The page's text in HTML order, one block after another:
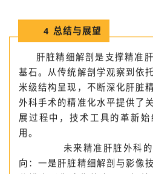
4总结与展望
肝脏精细解剖是支撑精准
基石。从传统解剖学观察到依
米级结构呈现，不断深化肝脏
外科手术的精准化水平提供了
展过程中，技术工具的革新
用。